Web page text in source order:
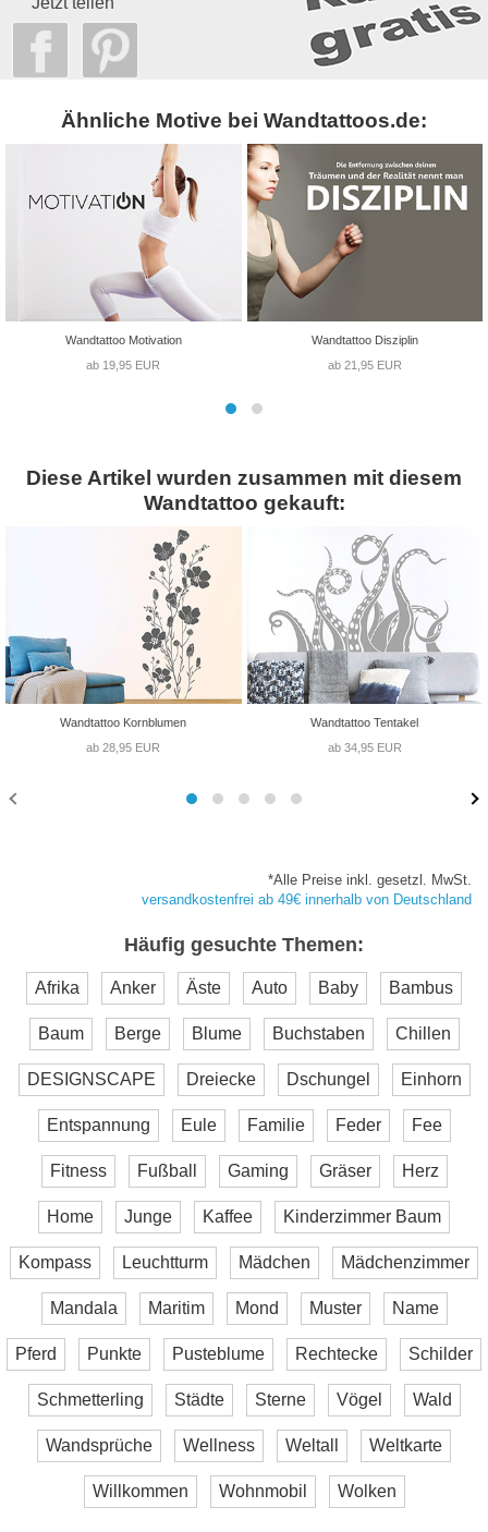
Ähnliche Motive bei Wandtattoos.de:
Wandtattoo Motivation
ab 19,95 EUR
Wandtattoo Disziplin
ab 21,95 EUR
Diese Artikel wurden zusammen mit diesem
Wandtattoo gekauft:
Wandtattoo Kornblumen
ab 28,95 EUR
Wandtattoo Tentakel
ab 34,95 EUR
*Alle Preise inkl. gesetzl. MwSt.
versandkostenfrei ab 49€ innerhalb von Deutschland
Häufig gesuchte Themen:
Afrika Anker Äste Auto Baby Bambus
Baum Berge Blume Buchstaben Chillen
DESIGNSCAPE Dreiecke Dschungel Einhorn
Entspannung Eule Familie Feder Fee
Fitness Fußball Gaming Gräser Herz
Home Junge Kaffee Kinderzimmer Baum
Kompass Leuchtturm Mädchen Mädchenzimmer
Mandala Maritim Mond Muster Name
Pferd Punkte Pusteblume Rechtecke Schilder
Schmetterling Städte Sterne Vögel Wald
Wandsprüche Wellness Weltall Weltkarte
Willkommen Wohnmobil Wolken